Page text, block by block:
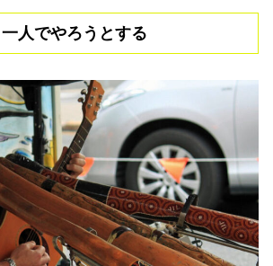
一人でやろうとする